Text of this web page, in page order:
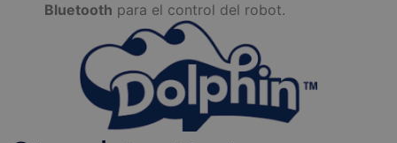
Bluetooth para el control del robot.